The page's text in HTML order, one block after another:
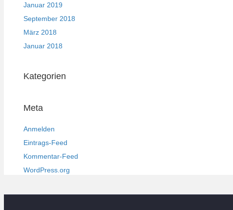
Januar 2019
September 2018
März 2018
Januar 2018
Kategorien
Meta
Anmelden
Eintrags-Feed
Kommentar-Feed
WordPress.org